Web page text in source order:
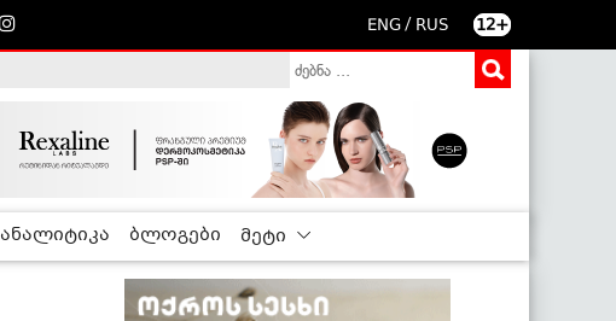
ENG / RUS 12+
ანალიტიკა ბლოგები მეტი